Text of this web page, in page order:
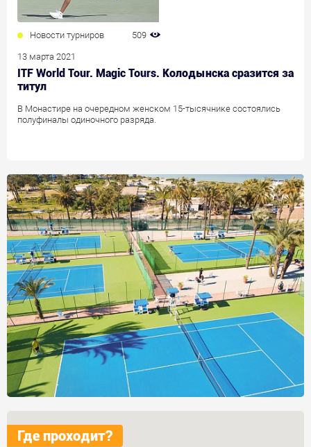
Новости турниров 509
13 марта 2021
ITF World Tour. Magic Tours. Колодынска сразится за
титул
В Монастире на очередном женском 15-тысячнике состоялись
полуфиналы одиночного разряда.
Где проходит?